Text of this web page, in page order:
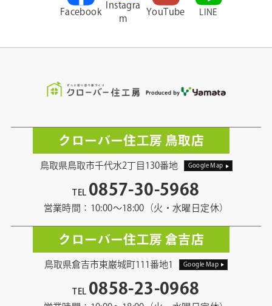
Facebook
Instagra
m
YouTube LINE
クローバー住工房 鳥取店
鳥取県鳥取市千代水2丁目130番地 Google Map
TEL 0857-30-5968
営業時間：10:00〜18:00（火・水曜日定休）
クローバー住工房 倉吉店
鳥取県倉吉市東巌城町111番地1 Google Map
TEL 0858-23-0968